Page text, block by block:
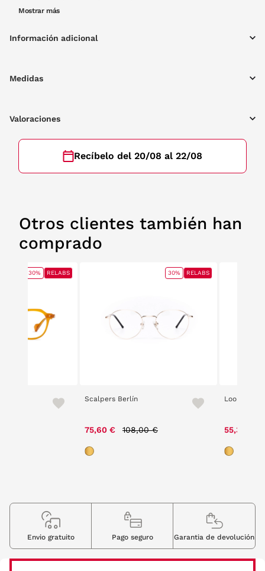
de metal en tono dorado con toques negros.
Mostrar más
Información adicional
Medidas
Valoraciones
Recíbelo del 20/08 al 22/08
Otros clientes también han
comprado
30% RELABS
Scalpers Berlín
75,60 € 108,00 €
30% RELABS
Loom 2404
55,30 €
Envio gratuito Pago seguro Garantia de devolución